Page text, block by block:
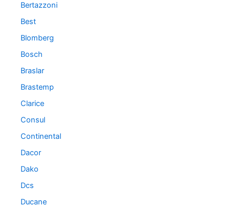
Bertazzoni
Best
Blomberg
Bosch
Braslar
Brastemp
Clarice
Consul
Continental
Dacor
Dako
Dcs
Ducane